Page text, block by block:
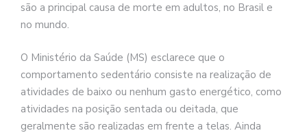
são a principal causa de morte em adultos, no Brasil e
no mundo.
O Ministério da Saúde (MS) esclarece que o
comportamento sedentário consiste na realização de
atividades de baixo ou nenhum gasto energético, como
atividades na posição sentada ou deitada, que
geralmente são realizadas em frente a telas. Ainda